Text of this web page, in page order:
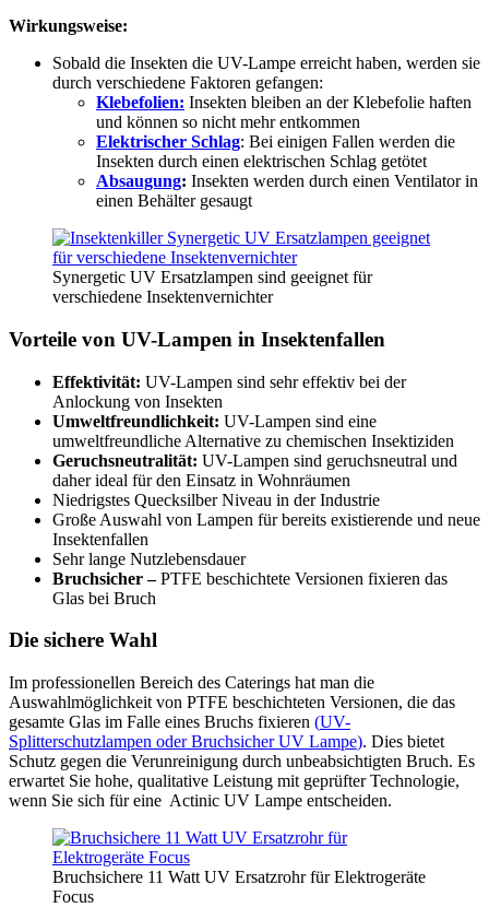
Wirkungsweise:
Sobald die Insekten die UV-Lampe erreicht haben, werden sie
durch verschiedene Faktoren gefangen:
Klebefolien: Insekten bleiben an der Klebefolie haften
und können so nicht mehr entkommen
Elektrischer Schlag: Bei einigen Fallen werden die
Insekten durch einen elektrischen Schlag getötet
Absaugung: Insekten werden durch einen Ventilator in
einen Behälter gesaugt
Synergetic UV Ersatzlampen sind geeignet für
verschiedene Insektenvernichter
Vorteile von UV-Lampen in Insektenfallen
Effektivität: UV-Lampen sind sehr effektiv bei der
Anlockung von Insekten
Umweltfreundlichkeit: UV-Lampen sind eine
umweltfreundliche Alternative zu chemischen Insektiziden
Geruchsneutralität: UV-Lampen sind geruchsneutral und
daher ideal für den Einsatz in Wohnräumen
Niedrigstes Quecksilber Niveau in der Industrie
Große Auswahl von Lampen für bereits existierende und neue
Insektenfallen
Sehr lange Nutzlebensdauer
Bruchsicher –PTFE beschichtete Versionen fixieren das
Glas bei Bruch
Die sichere Wahl
Im professionellen Bereich des Caterings hat man die
Auswahlmöglichkeit von PTFE beschichteten Versionen, die das
gesamte Glas im Falle eines Bruchs fixieren (UV-
Splitterschutzlampen oder Bruchsicher UV Lampe). Dies bietet
Schutz gegen die Verunreinigung durch unbeabsichtigten Bruch. Es
erwartet Sie hohe, qualitative Leistung mit geprüfter Technologie,
wenn Sie sich für eine Actinic UV Lampe entscheiden.
Bruchsichere 11 Watt UV Ersatzrohr für Elektrogeräte
Focus